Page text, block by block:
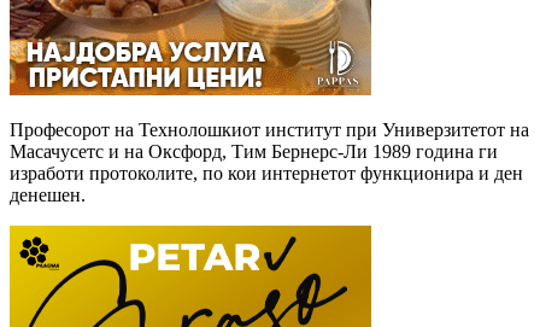
Професорот на Технолошкиот институт при Универзитетот на
Масачусетс и на Оксфорд, Тим Бернерс-Ли 1989 година ги
изработи протоколите, по кои интернетот функционира и ден
денешен.